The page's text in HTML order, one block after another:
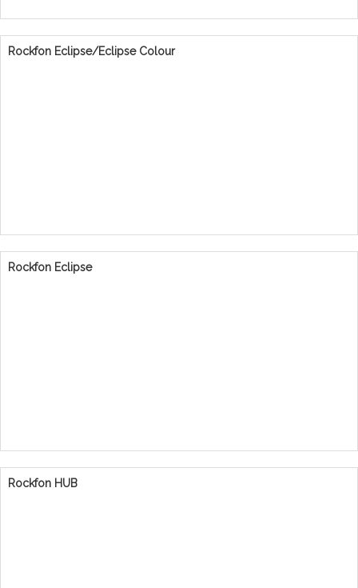
Rockfon Eclipse/Eclipse Colour
Rockfon Eclipse
Rockfon HUB